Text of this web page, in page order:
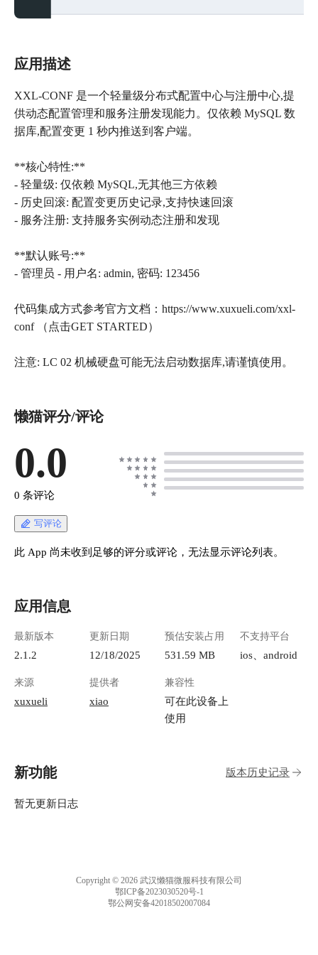
应用描述
XXL-CONF 是一个轻量级分布式配置中心与注册中心,提
供动态配置管理和服务注册发现能力。仅依赖 MySQL 数
据库,配置变更 1 秒内推送到客户端。
**核心特性:**
- 轻量级: 仅依赖 MySQL,无其他三方依赖
- 历史回滚: 配置变更历史记录,支持快速回滚
- 服务注册: 支持服务实例动态注册和发现
**默认账号:**
- 管理员 - 用户名: admin, 密码: 123456
代码集成方式参考官方文档：https://www.xuxueli.com/xxl-
conf （点击GET STARTED）
注意: LC 02 机械硬盘可能无法启动数据库,请谨慎使用。
懒猫评分/评论
0.0
0 条评论
写评论
此 App 尚未收到足够的评分或评论，无法显示评论列表。
应用信息
最新版本
2.1.2
更新日期
12/18/2025
预估安装占用
531.59 MB
不支持平台
ios、android
来源
xuxueli
提供者
xiao
兼容性
可在此设备上
使用
新功能 版本历史记录
暂无更新日志
Copyright © 2026 武汉懒猫微服科技有限公司
鄂ICP备2023030520号-1
鄂公网安备42018502007084